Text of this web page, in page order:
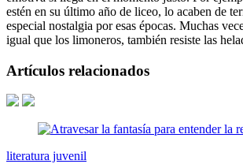
estén en su último año de liceo, lo acaben de
especial nostalgia por esas épocas. Muchas
igual que los limoneros, también resiste las
Artículos relacionados
literatura juvenil